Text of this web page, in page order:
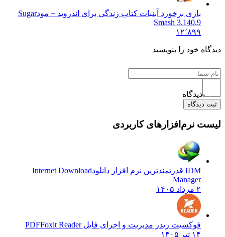
بازی برخورد آبنبات کتاب زندگی برای اندروید + مودSugar
Smash 3.140.9
۱۲٬۸۹۹
خود را بنویسید
نرم‌افزارهای کاربردی
Internet Download
Manager
فوکسیت ریدر مدیریت و اجرای فایل PDFFoxit Reader